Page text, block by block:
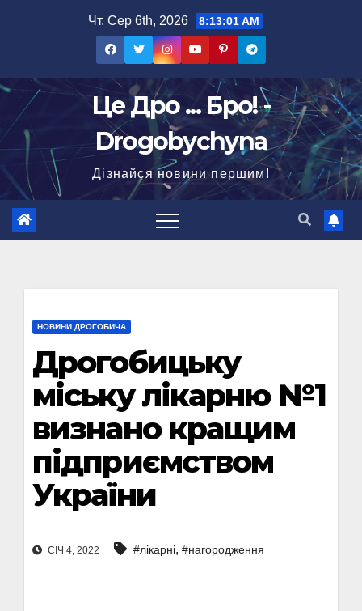
Чт. Сер 6th, 2026 8:13:01 AM
Це Дро ... Бро! -
Drogobychyna
Дізнайся новини першим!
НОВИНИ ДРОГОБИЧА
Дрогобицьку
міську лікарню №1
визнано кращим
підприємством
України
СІЧ 4, 2022 #лікарні, #нагородження